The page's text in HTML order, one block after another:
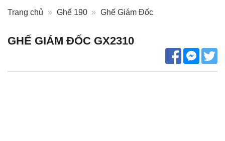
Trang chủ » Ghế 190 » Ghế Giám Đốc
GHẾ GIÁM ĐỐC GX2310